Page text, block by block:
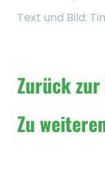
Text und Bild:
Zurück
Zu